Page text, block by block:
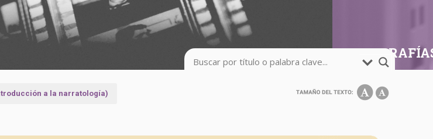
a la narratología)